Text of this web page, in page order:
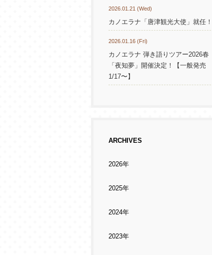
2026.01.21 (Wed)
カノエラナ「唐津観光大使」就任！
2026.01.16 (Fri)
カノエラナ 弾き語りツアー2026春
「夜知夢」開催決定！【一般発売
1/17〜】
ARCHIVES
2026年
2025年
2024年
2023年